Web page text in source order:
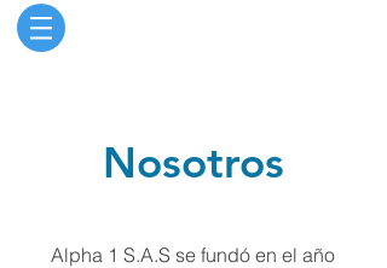
Nosotros
Alpha 1 S.A.S se fundó en el año